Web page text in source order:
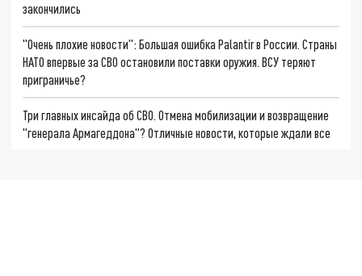
закончились
"Очень плохие новости": Большая ошибка Palantir в России. Страны
НАТО впервые за СВО остановили поставки оружия. ВСУ теряют
приграничье?
Три главных инсайда об СВО. Отмена мобилизации и возвращение
"генерала Армагеддона"? Отличные новости, которые ждали все